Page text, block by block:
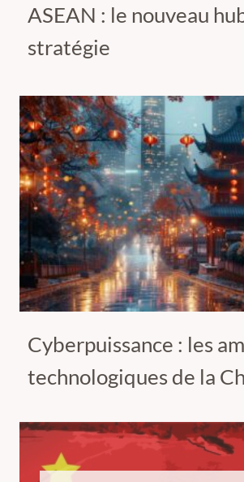
ASEAN : le nouveau
stratégie
Cyberpuissance : les
technologiques de la